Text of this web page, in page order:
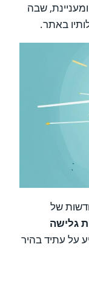
שבה
באתר.
של
גלישה
על עתיד בהיר